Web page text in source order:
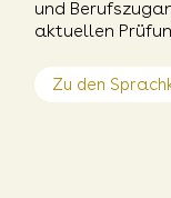
und
aktuellen
Zu den